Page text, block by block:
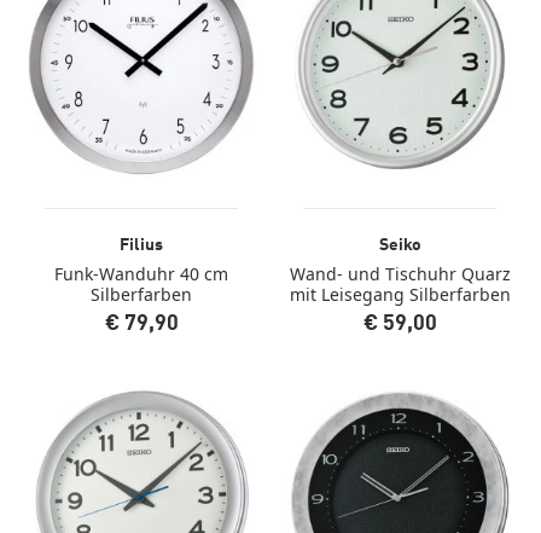
Filius
Funk-Wanduhr 40 cm
Silberfarben
€ 79,90
Seiko
Wand- und Tischuhr Quarz
mit Leisegang Silberfarben
€ 59,00